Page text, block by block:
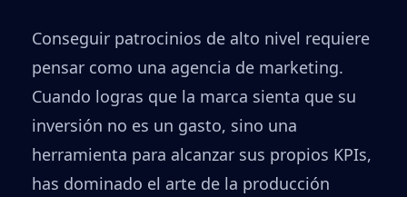
Conseguir patrocinios de alto nivel requiere
pensar como una agencia de marketing.
Cuando logras que la marca sienta que su
inversión no es un gasto, sino una
herramienta para alcanzar sus propios KPIs,
has dominado el arte de la producción